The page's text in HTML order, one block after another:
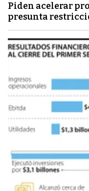
Piden acelerar
presunta